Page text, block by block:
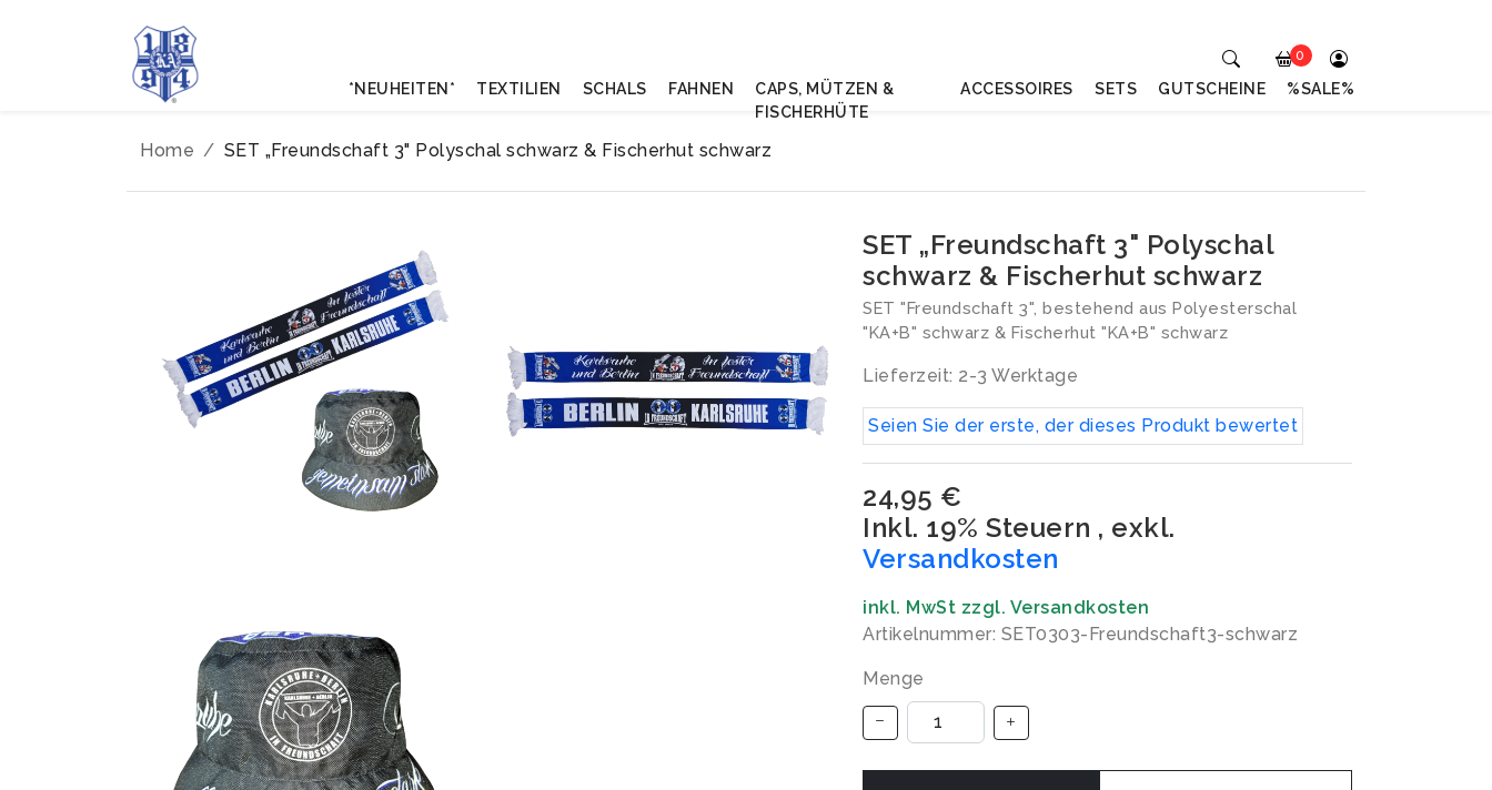
Home SET „Freundschaft 3" Polyschal schwarz & Fischerhut schwarz
SET „Freundschaft 3" Polyschal
schwarz & Fischerhut schwarz
SET "Freundschaft 3", bestehend aus Polyesterschal
"KA+B" schwarz & Fischerhut "KA+B" schwarz
Lieferzeit: 2-3 Werktage
Seien Sie der erste, der dieses Produkt bewertet
24,95 €
Inkl. 19% Steuern , exkl.
Versandkosten
inkl. MwSt zzgl. Versandkosten
Artikelnummer: SET0303-Freundschaft3-schwarz
Menge
0
*NEUHEITEN* TEXTILIEN SCHALS FAHNEN
CAPS, MÜTZEN &
FISCHERHÜTE
ACCESSOIRES SETS GUTSCHEINE %SALE%